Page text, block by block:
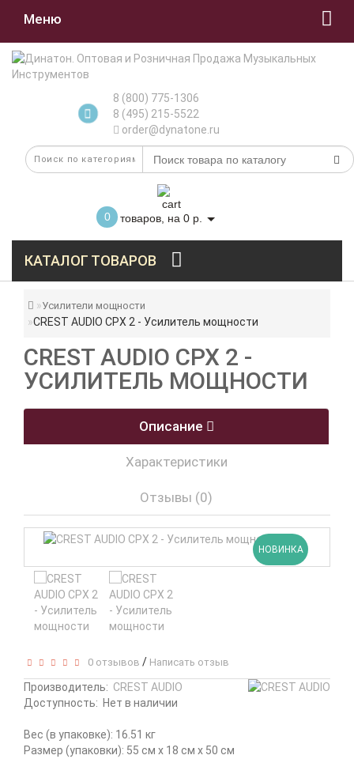
Меню
8 (800) 775-1306
8 (495) 215-5522
order@dynatone.ru
0 товаров, на 0 р.
КАТАЛОГ ТОВАРОВ
Усилители мощности
CREST AUDIO CPX 2 - Усилитель мощности
CREST AUDIO CPX 2 -
УСИЛИТЕЛЬ МОЩНОСТИ
Описание
Характеристики
Отзывы (0)
НОВИНКА
0 отзывов / Написать отзыв
Производитель: CREST AUDIO
Доступность: Нет в наличии
Вес (в упаковке): 16.51 кг
Размер (упаковки): 55 см x 18 см x 50 см